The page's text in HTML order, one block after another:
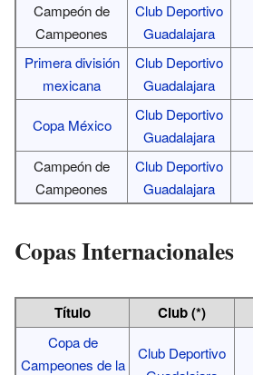
Campeón de
Campeones
Club Deportivo
Guadalajara
Primera división
mexicana
Club Deportivo
Guadalajara
Copa México
Club Deportivo
Guadalajara
Campeón de
Campeones
Club Deportivo
Guadalajara
Copas Internacionales
Título Club (*)
Copa de
Campeones de la
Club Deportivo